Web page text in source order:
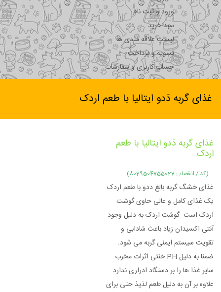
ورود و ثبت نام
سبد خرید
لیست علاقه مندی ها
تسویه و پرداخت
حساب کاربری و سفارشات
غذای گربه دَدو ایتالیا با طعم اردک
غذای گربه دَدو ایتالیا با طعم
اردک
(کد / انقضاء : 8029504755027)
غذای خشگ گربه بالغ ددو با طعم اردک
یک غذای کامل و عالی حاوی گوشت
اردک است. گوشت اردک به دلیل وجود
آنتی اکسیدان زیاد باعث شادابی و
تقویت سیستم ایمنی گربه می شود.
ضمنا به دلیل PH خنثی اثرات مخرب
سایر غذا ها را بر دستگاد ادراری ندارد
علاوه بر آن به دلیل طعم لذیذ حتی برای